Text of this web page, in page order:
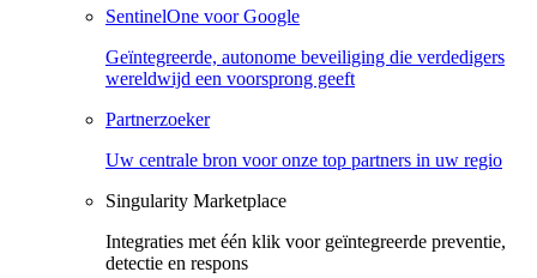
SentinelOne voor Google
Geïntegreerde, autonome beveiliging die verdedigers
wereldwijd een voorsprong geeft
Partnerzoeker
Uw centrale bron voor onze top partners in uw regio
Singularity Marketplace
Integraties met één klik voor geïntegreerde preventie,
detectie en respons